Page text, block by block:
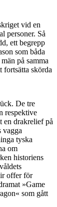
vid en
personer. Så
ett begrepp
som båda
på samma
fortsätta skörda
De tre
respektive
en drakrelief på
vagga
tyska
om
historiens
offer för
»Game
som gått